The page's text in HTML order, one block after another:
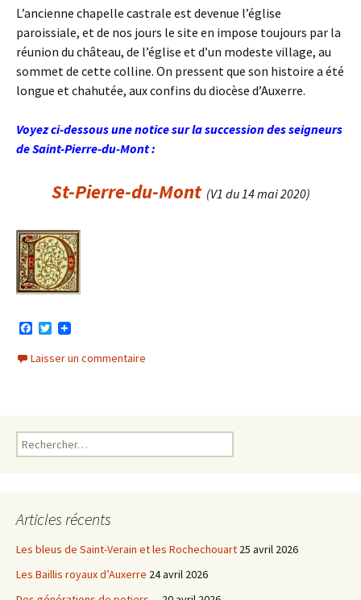
L’ancienne chapelle castrale est devenue l’église
paroissiale, et de nos jours le site en impose toujours par la
réunion du château, de l’église et d’un modeste village, au
sommet de cette colline. On pressent que son histoire a été
longue et chahutée, aux confins du diocèse d’Auxerre.
Voyez ci-dessous une notice sur la succession des seigneurs
de Saint-Pierre-du-Mont :
St-Pierre-du-Mont(V1 du 14 mai 2020)
c
e
T
i
t
Laisser un commentaire
Rechercher :
Articles récents
Les bleus de Saint-Verain et les Rochechouart 25 avril 2026
Les Baillis royaux d’Auxerre 24 avril 2026